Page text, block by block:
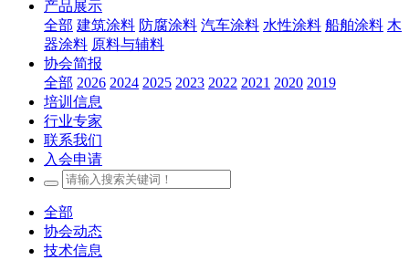
产品展示
全部 建筑涂料 防腐涂料 汽车涂料 水性涂料 船舶涂料 木
器涂料 原料与辅料
协会简报
全部 2026 2024 2025 2023 2022 2021 2020 2019
培训信息
行业专家
联系我们
入会申请
全部
协会动态
技术信息